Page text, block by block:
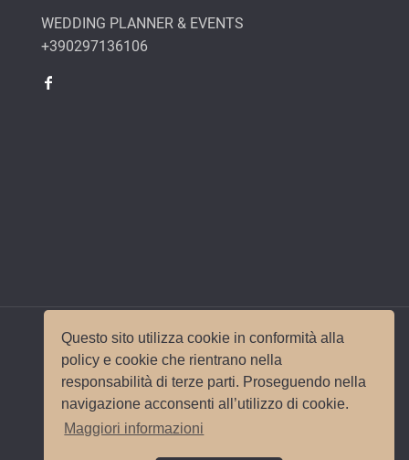
Questo sito utilizza cookie in conformità alla
policy e cookie che rientrano nella
responsabilità di terze parti. Proseguendo nella
navigazione acconsenti all’utilizzo di cookie.
Maggiori informazioni
WEDDING PLANNER & EVENTS
+390297136106
© 2017 Wedding Planner Milano Italy |Mappa del
sito|Privacy e Cookie PolicySito e
posizionamento realizzato dall'